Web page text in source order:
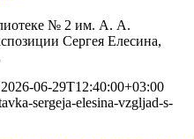
№ 2 им. А. А.
Сергея Елесина,
2026-06-29T12:40:00+03:00
sergeja-elesina-vzgljad-s-